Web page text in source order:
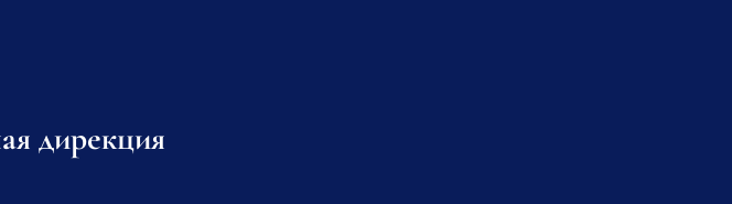
дирекция